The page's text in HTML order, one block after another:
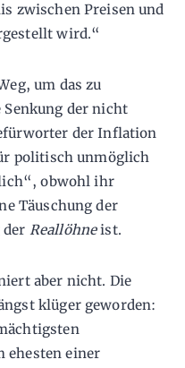
zwischen Preisen und
wird.“
um das zu
der nicht
der Inflation
politisch unmöglich
obwohl ihr
Täuschung der
der Reallöhneist.
aber nicht. Die
klüger geworden:
ehesten einer